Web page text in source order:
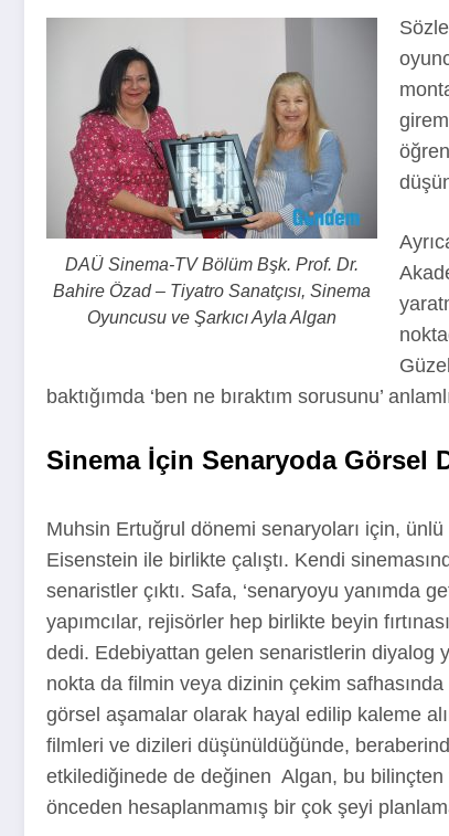
DAÜ Sinema-TV Bölüm Bşk. Prof. Dr.
Bahire Özad – Tiyatro Sanatçısı, Sinema
Oyuncusu ve Şarkıcı Ayla Algan
baktığımda ‘ben ne bıraktım sorusunu’
Sinema İçin Senaryoda Görsel
Muhsin Ertuğrul dönemi senaryoları için,
Eisenstein ile birlikte çalıştı. Kendi
senaristler çıktı. Safa, ‘senaryoyu yanımda
yapımcılar, rejisörler hep birlikte beyin
dedi. Edebiyattan gelen senaristlerin diyalog
nokta da filmin veya dizinin çekim
görsel aşamalar olarak hayal edilip kaleme
filmleri ve dizileri düşünüldüğünde,
etkilediğinede de değinen Algan, bu
önceden hesaplanmamış bir çok şeyi